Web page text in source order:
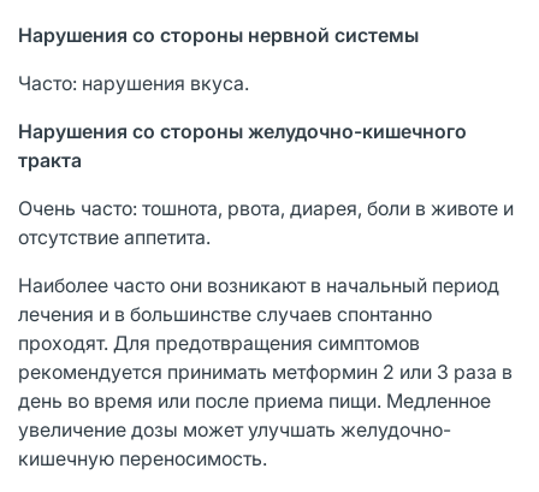
Нарушения со стороны нервной системы
Часто: нарушения вкуса.
Нарушения со стороны желудочно-кишечного
тракта
Очень часто: тошнота, рвота, диарея, боли в животе и
отсутствие аппетита.
Наиболее часто они возникают в начальный период
лечения и в большинстве случаев спонтанно
проходят. Для предотвращения симптомов
рекомендуется принимать метформин 2 или 3 раза в
день во время или после приема пищи. Медленное
увеличение дозы может улучшать желудочно-
кишечную переносимость.